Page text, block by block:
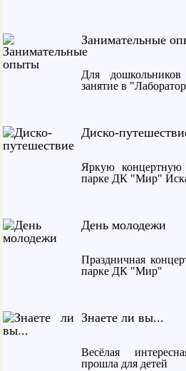
Занимательные
Для дошкольников
занятие в
Диско-
Яркую концертную
парке ДК "Мир"
День молодежи
Праздничная
парке ДК "Мир"
Знаете ли вы...
Весёлая
прошла для детей